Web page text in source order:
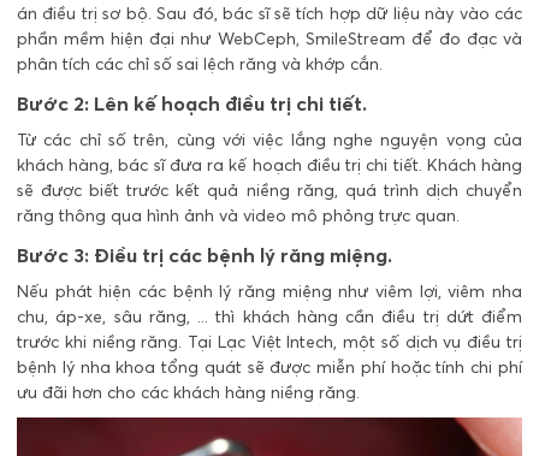
án điều trị sơ bộ. Sau đó, bác sĩ sẽ tích hợp dữ liệu này vào các
phần mềm hiện đại như WebCeph, SmileStream để đo đạc và
phân tích các chỉ số sai lệch răng và khớp cắn.
Bước 2: Lên kế hoạch điều trị chi tiết.
Từ các chỉ số trên, cùng với việc lắng nghe nguyện vọng của
khách hàng, bác sĩ đưa ra kế hoạch điều trị chi tiết. Khách hàng
sẽ được biết trước kết quả niềng răng, quá trình dịch chuyển
răng thông qua hình ảnh và video mô phỏng trực quan.
Bước 3: Điều trị các bệnh lý răng miệng.
Nếu phát hiện các bệnh lý răng miệng như viêm lợi, viêm nha
chu, áp-xe, sâu răng, ... thì khách hàng cần điều trị dứt điểm
trước khi niềng răng. Tại Lạc Việt Intech, một số dịch vụ điều trị
bệnh lý nha khoa tổng quát sẽ được miễn phí hoặc tính chi phí
ưu đãi hơn cho các khách hàng niềng răng.